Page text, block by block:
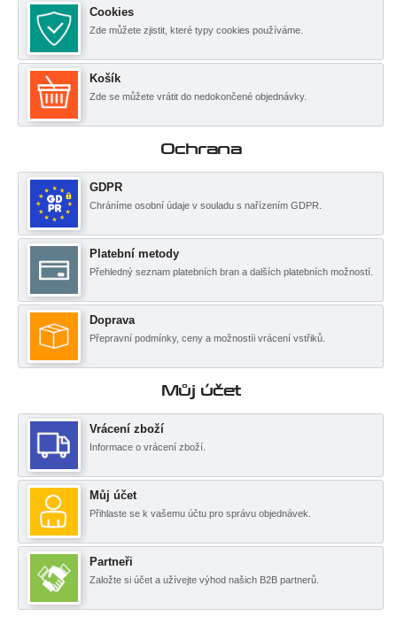
Cookies
Zde můžete zjistit, které typy cookies používáme.
Košík
Zde se můžete vrátit do nedokončené objednávky.
Ochrana
GDPR
Chráníme osobní údaje v souladu s nařízením GDPR.
Platební metody
Přehledný seznam platebních bran a dalších platebních možností.
Doprava
Přepravní podmínky, ceny a možnostíi vrácení vstřiků.
Můj účet
Vrácení zboží
Informace o vrácení zboží.
Můj účet
Přihlaste se k vašemu účtu pro správu objednávek.
Partneři
Založte si účet a užívejte výhod našich B2B partnerů.